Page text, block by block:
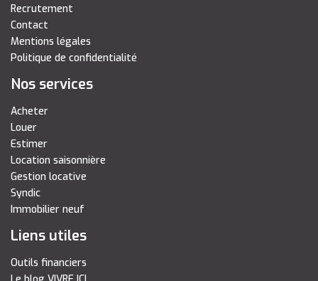
Recrutement
Contact
Mentions légales
Politique de confidentialité
Nos services
Acheter
Louer
Estimer
Location saisonnière
Gestion locative
Syndic
Immobilier neuf
Liens utiles
Outils financiers